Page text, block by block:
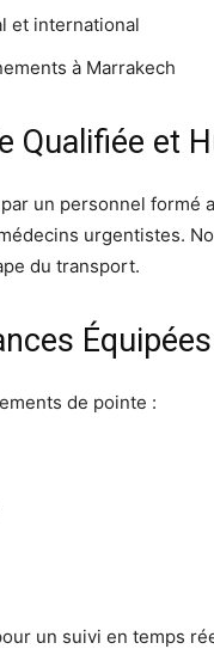
et international
à Marrakech
Qualifiée et
un personnel formé
urgentistes.
du transport.
Équipées
de pointe :
un suivi en temps